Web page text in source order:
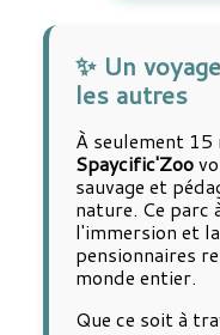
✨ Un
les autres
À seulement 15
Spaycific'Zoo
sauvage et
nature. Ce parc
l'immersion et
pensionnaires
monde entier.
Que ce soit à